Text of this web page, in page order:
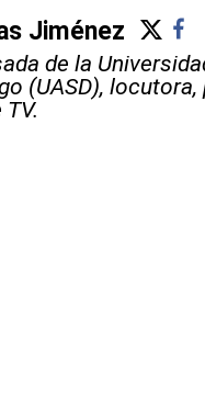
Jiménez
de la
(UASD),